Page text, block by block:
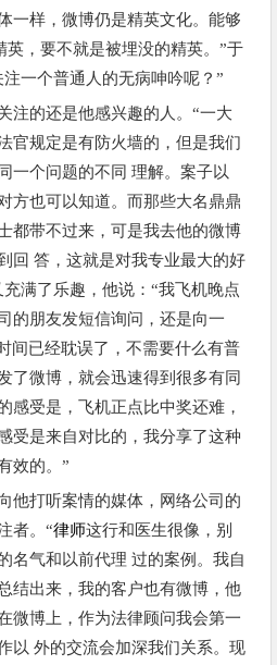
一样，微博仍是精英文化。能够
英，要不就是被埋没的精英。”于
一个普通人的无病呻吟呢？”
的还是他感兴趣的人。“一大
官规定是有防火墙的，但是我们
一个问题的不同 理解。案子以
方也可以知道。而那些大名鼎鼎
都带不过来，可是我去他的微博
回 答，这就是对我专业最大的好
满了乐趣，他说：“我飞机晚点
的朋友发短信询问，还是向一
间已经耽误了，不需要什么有普
了微博，就会迅速得到很多有同
感受是，飞机正点比中奖还难，
受是来自对比的，我分享了这种
效的。”
打听案情的媒体，网络公司的
者。“律师这行和医生很像，别
名气和以前代理 过的案例。我自
结出来，我的客户也有微博，他
微博上，作为法律顾问我会第一
以 外的交流会加深我们关系。现